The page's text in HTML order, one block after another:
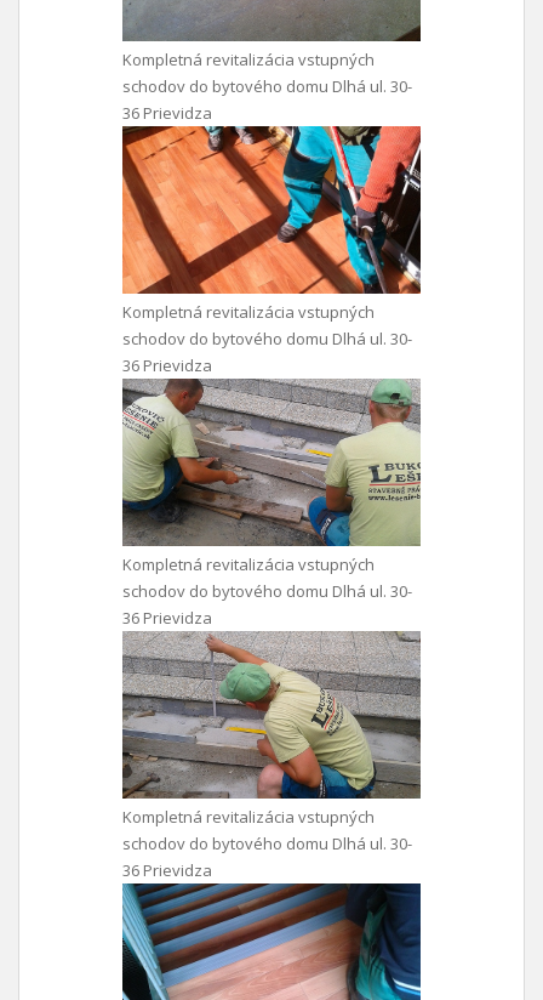
Kompletná revitalizácia vstupných
schodov do bytového domu Dlhá ul. 30-
36 Prievidza
Kompletná revitalizácia vstupných
schodov do bytového domu Dlhá ul. 30-
36 Prievidza
Kompletná revitalizácia vstupných
schodov do bytového domu Dlhá ul. 30-
36 Prievidza
Kompletná revitalizácia vstupných
schodov do bytového domu Dlhá ul. 30-
36 Prievidza